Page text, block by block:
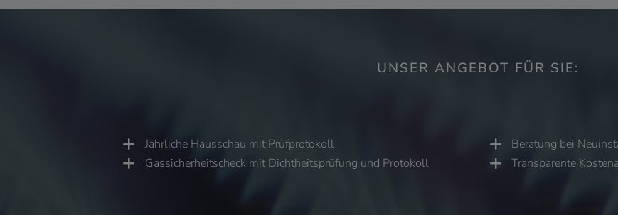
UNSER ANGEBOT FÜR SIE:
Jährliche Hausschau mit Prüfprotokoll
Gassicherheitscheck mit Dichtheitsprüfung und Protokoll
Beratung bei
Transparente